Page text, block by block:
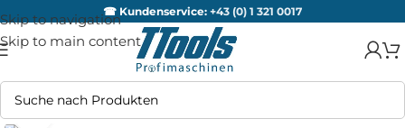
Skip to navigation
Skip to main content
☎ Kundenservice: +43 (0) 1 321 0017